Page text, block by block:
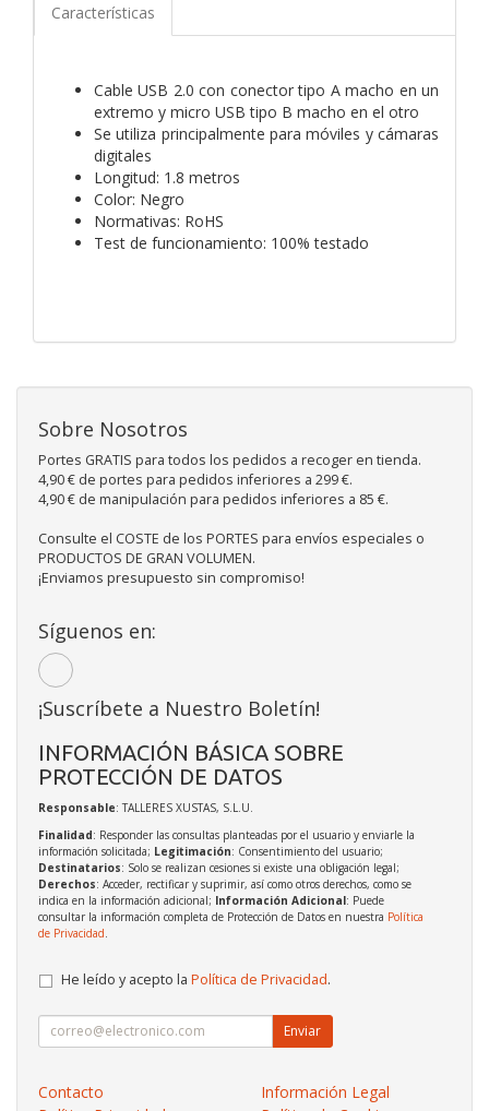
Características
Cable USB 2.0 con conector tipo A macho en un
extremo y micro USB tipo B macho en el otro
Se utiliza principalmente para móviles y cámaras
digitales
Longitud: 1.8 metros
Color: Negro
Normativas: RoHS
Test de funcionamiento: 100% testado
Sobre Nosotros
Portes GRATIS para todos los pedidos a recoger en tienda.
4,90 € de portes para pedidos inferiores a 299 €.
4,90 € de manipulación para pedidos inferiores a 85 €.
Consulte el COSTE de los PORTES para envíos especiales o
PRODUCTOS DE GRAN VOLUMEN.
¡Enviamos presupuesto sin compromiso!
Síguenos en:
¡Suscríbete a Nuestro Boletín!
INFORMACIÓN BÁSICA SOBRE
PROTECCIÓN DE DATOS
Responsable: TALLERES XUSTAS, S.L.U.
Finalidad: Responder las consultas planteadas por el usuario y enviarle la
información solicitada; Legitimación: Consentimiento del usuario;
Destinatarios: Solo se realizan cesiones si existe una obligación legal;
Derechos: Acceder, rectificar y suprimir, así como otros derechos, como se
indica en la información adicional; Información Adicional: Puede
consultar la información completa de Protección de Datos en nuestra Política
de Privacidad
He leído y acepto la Política de Privacidad.
Enviar
Contacto
Información Legal